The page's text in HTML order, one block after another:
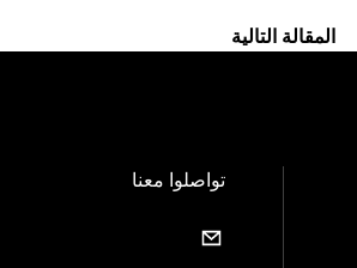
المقالة التالية
تواصلوا معنا